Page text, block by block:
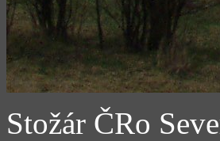
Stožár ČRo